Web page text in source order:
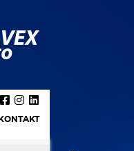
KONTAKT